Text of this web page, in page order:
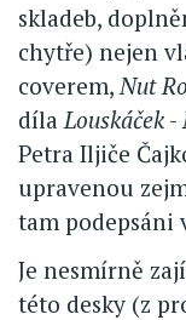
skladeb,
chytře) nejen
coverem, Nut
díla Louskáček -
Petra Iljiče
upravenou
tam podepsáni
Je nesmírně
této desky (z